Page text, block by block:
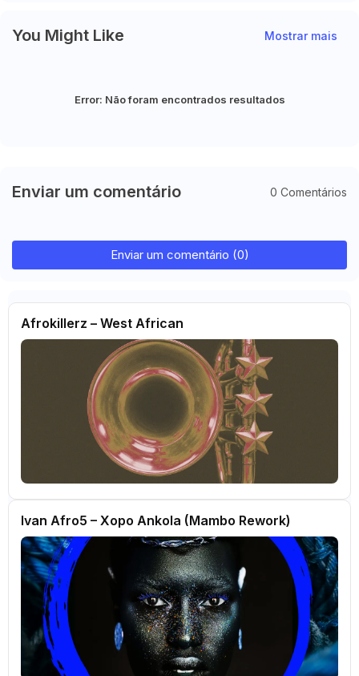
You Might Like Mostrar mais
Error: Não foram encontrados resultados
Enviar um comentário 0 Comentários
Enviar um comentário (0)
Afrokillerz – West African
Ivan Afro5 – Xopo Ankola (Mambo Rework)